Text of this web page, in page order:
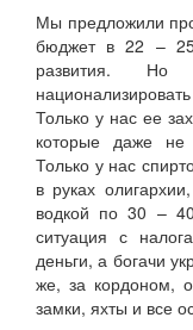
Мы предложили
бюджет в 22 –
развития.
Только у нас ее
которые даже не
Только у нас
в руках
водкой по 30 –
ситуация с
деньги, а богачи
же, за кордоном,
замки, яхты и все